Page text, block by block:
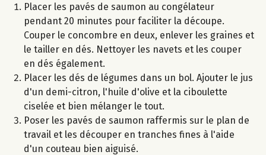
Placer les pavés de saumon au congélateur
pendant 20 minutes pour faciliter la découpe.
Couper le concombre en deux, enlever les graines et
le tailler en dés. Nettoyer les navets et les couper
en dés également.
Placer les dés de légumes dans un bol. Ajouter le jus
d'un demi-citron, l'huile d'olive et la ciboulette
ciselée et bien mélanger le tout.
Poser les pavés de saumon raffermis sur le plan de
travail et les découper en tranches fines à l'aide
d'un couteau bien aiguisé.